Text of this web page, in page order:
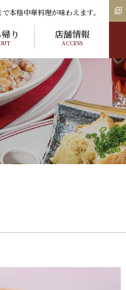
本格中華料理が味わえます。
り 店舗情報
ACCESS